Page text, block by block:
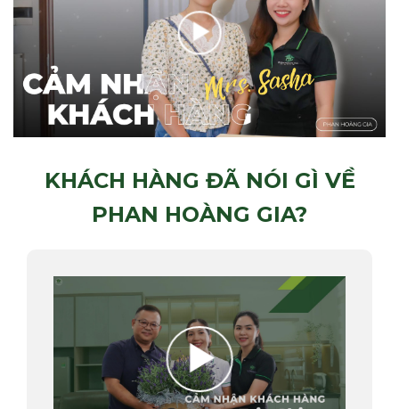
KHÁCH HÀNG ĐÃ NÓI GÌ VỀ
PHAN HOÀNG GIA?